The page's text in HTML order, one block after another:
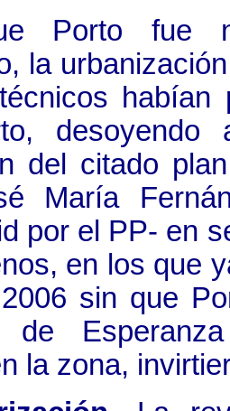
Porto fue
la
habían
del citado
María
por el PP- en
en los que
sin que
de
la zona,